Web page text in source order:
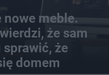
nowe meble.
że sam
że
domem